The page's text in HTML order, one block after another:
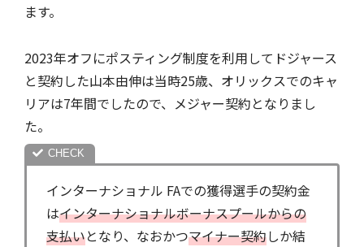
ます。
2023年オフにポスティング制度を利用してドジャース
と契約した山本由伸は当時25歳、オリックスでのキャ
リアは7年間でしたので、メジャー契約となりまし
た。
インターナショナル FAでの獲得選手の契約金
はインターナショナルボーナスプールからの
支払いとなり、なおかつマイナー契約しか結